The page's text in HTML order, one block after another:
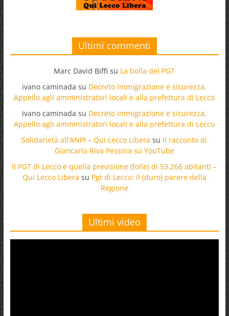
Ultimi commenti
Marc David Biffi su La bolla del PGT
ivano caminada su Decreto immigrazione e sicurezza.
Appello agli amministratori locali e alla prefettura di Lecco
ivano caminada su Decreto immigrazione e sicurezza.
Appello agli amministratori locali e alla prefettura di Lecco
Solidarietà all’ANPI – Qui Lecco Libera su Il racconto di
Giancarla Riva Pessina su YouTube
Il PGT di Lecco e quella previsione (folle) di 53.266 abitanti –
Qui Lecco Libera su Pgt di Lecco: il (duro) parere della
Regione
Ultimi video